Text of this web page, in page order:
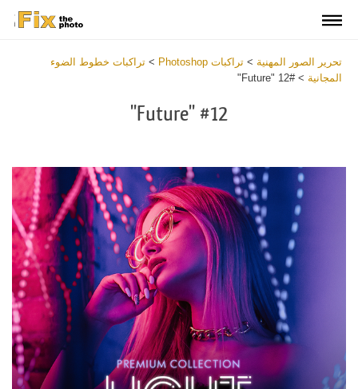
تحرير الصور المهنية > تراكبات Photoshop > تراكبات خطوط الضوء
المجانية >
#12 "Future"
#12 "Future"
Download